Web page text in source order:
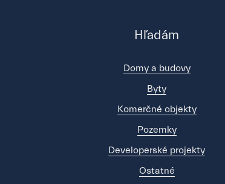
Hľadám
Domy a budovy
Byty
Komerčné objekty
Pozemky
Developerské projekty
Ostatné